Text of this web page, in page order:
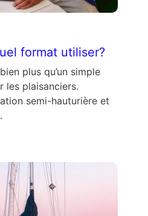
format utiliser?
plus qu’un simple
les plaisanciers.
semi-hauturière et